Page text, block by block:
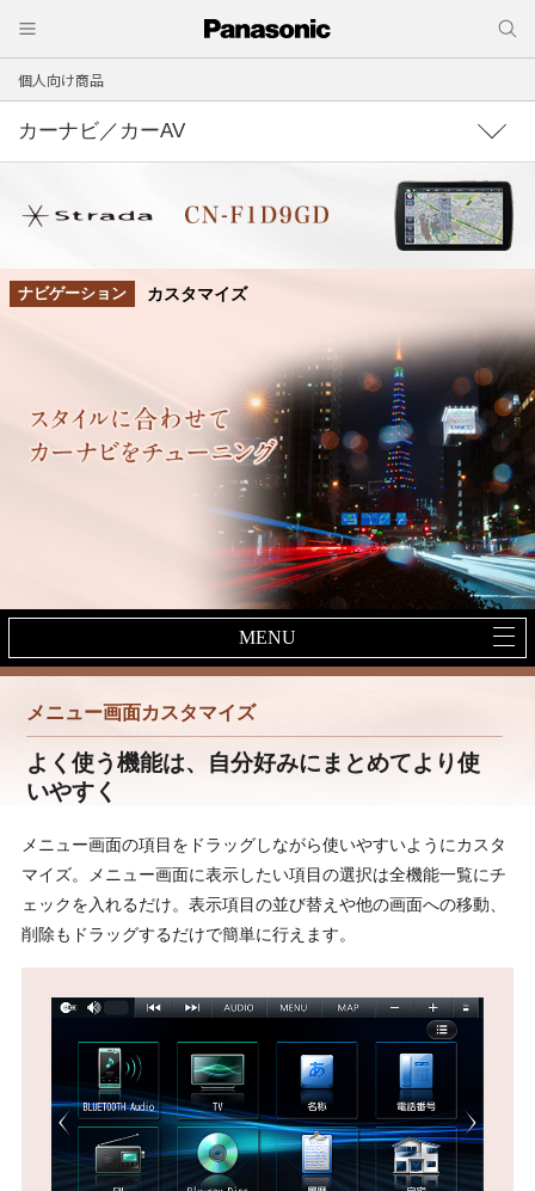
個人向け商品
カーナビ／カーAV
ナビゲーション カスタマイズ
MENU
メニュー画面カスタマイズ
よく使う機能は、自分好みにまとめてより使
いやすく
メニュー画面の項目をドラッグしながら使いやすいようにカスタ
マイズ。メニュー画面に表示したい項目の選択は全機能一覧にチ
ェックを入れるだけ。表示項目の並び替えや他の画面への移動、
削除もドラッグするだけで簡単に行えます。